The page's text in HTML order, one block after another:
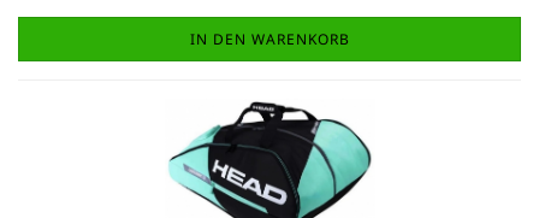
IN DEN WARENKORB